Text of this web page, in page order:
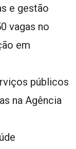
e gestão
vagas no
em
públicos
na Agência